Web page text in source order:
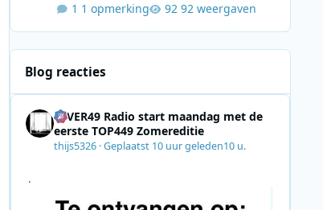
1 opmerking 92 weergaven
Blog reacties
4EVER49 Radio start maandag met de
eerste TOP449 Zomereditie
thijs5326·Geplaatst 10 uur geleden10 u.
.